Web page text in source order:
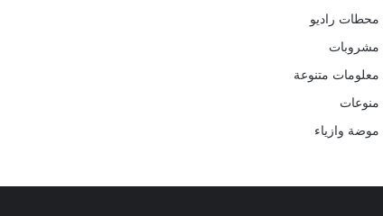
محطات راديو
مشروبات
معلومات متنوعة
منوعات
موضة وازياء